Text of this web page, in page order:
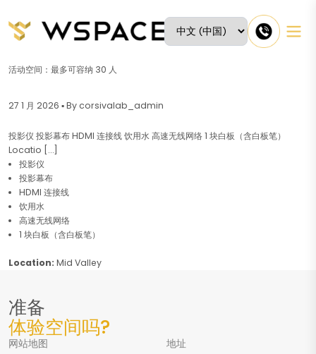
活动空间：最多可容纳 30 人
27 1 月 2026 ▪ By corsivalab_admin
投影仪 投影幕布 HDMI 连接线 饮用水 高速无线网络 1 块白板（含白板笔）
Locatio […]
投影仪
投影幕布
HDMI 连接线
饮用水
高速无线网络
1 块白板（含白板笔）
Location: Mid Valley
准备
体验空间吗?
网站地图
地址